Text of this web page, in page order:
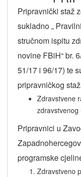
Pripravnički staž
sukladno „
stručnom ispitu
novine FBiH“ br.
51/17 i 96/17) te
pripravničkog
Zdravstvene
zdravstvenog
Pripravnici u
programske
Zdravstveno